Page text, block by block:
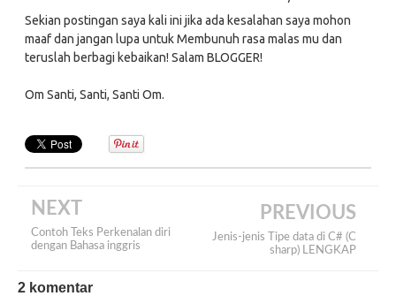
Sekian postingan saya kali ini jika ada kesalahan saya mohon
maaf dan jangan lupa untuk Membunuh rasa malas mu dan
teruslah berbagi kebaikan! Salam BLOGGER!
Om Santi, Santi, Santi Om.
NEXT
Contoh Teks Perkenalan diri
dengan Bahasa inggris
PREVIOUS
Jenis-jenis Tipe data di C# (C
sharp) LENGKAP
2 komentar